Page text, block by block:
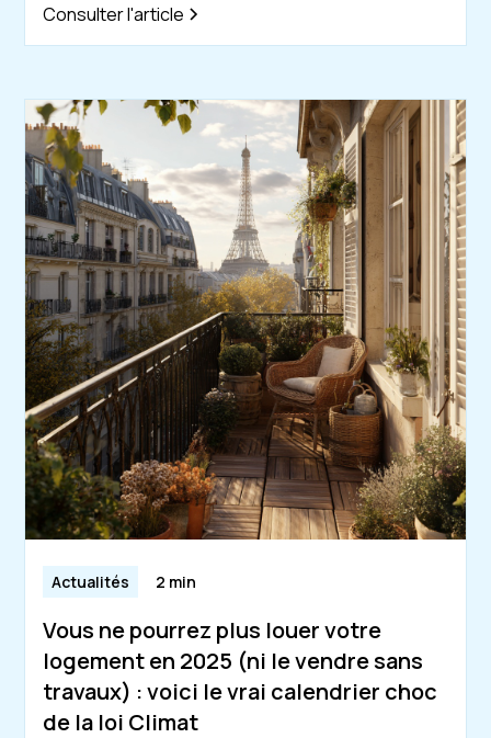
Consulter l'article
Actualités 2 min
Vous ne pourrez plus louer votre
logement en 2025 (ni le vendre sans
travaux) : voici le vrai calendrier choc
de la loi Climat